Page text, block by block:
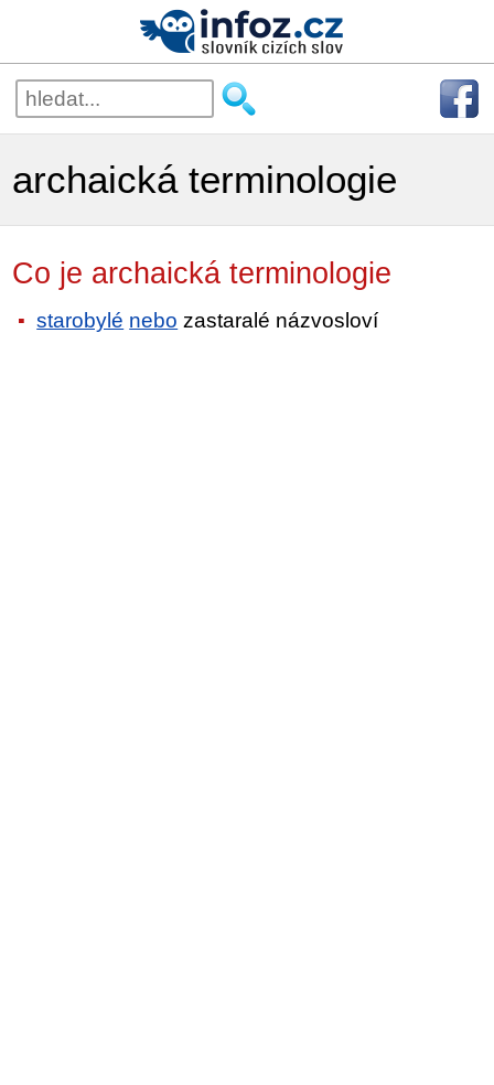
archaická terminologie
Co je archaická terminologie
starobylé nebo zastaralé názvosloví